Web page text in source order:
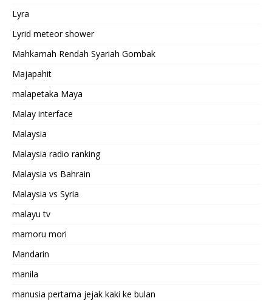
Lyra
Lyrid meteor shower
Mahkamah Rendah Syariah Gombak
Majapahit
malapetaka Maya
Malay interface
Malaysia
Malaysia radio ranking
Malaysia vs Bahrain
Malaysia vs Syria
malayu tv
mamoru mori
Mandarin
manila
manusia pertama jejak kaki ke bulan